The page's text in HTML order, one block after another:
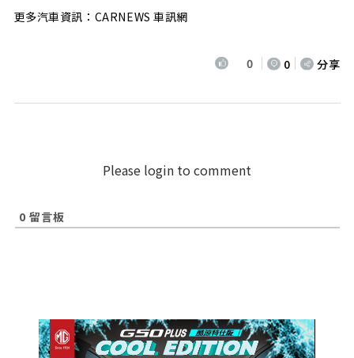
更多汽車資訊：CARNEWS 車訊網
0 0 分享
Please login to comment
0 留言板